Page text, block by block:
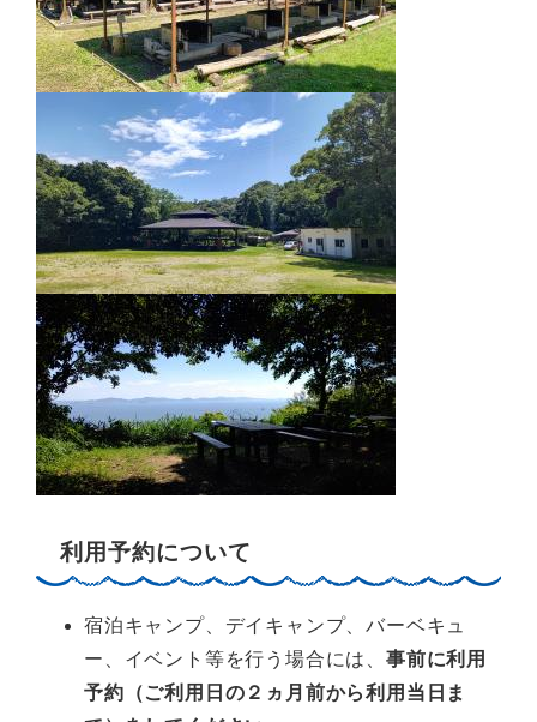
利用予約について
宿泊キャンプ、デイキャンプ、バーベキュ
ー、イベント等を行う場合には、 事前に利用
予約（ご利用日の２ヵ月前から利用当日ま